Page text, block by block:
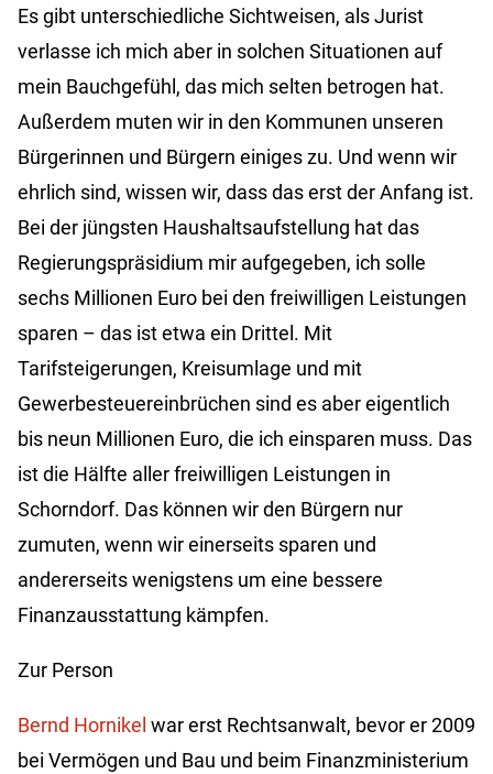
Es gibt unterschiedliche Sichtweisen, als Jurist
verlasse ich mich aber in solchen Situationen auf
mein Bauchgefühl, das mich selten betrogen hat.
Außerdem muten wir in den Kommunen unseren
Bürgerinnen und Bürgern einiges zu. Und wenn wir
ehrlich sind, wissen wir, dass das erst der Anfang ist.
Bei der jüngsten Haushaltsaufstellung hat das
Regierungspräsidium mir aufgegeben, ich solle
sechs Millionen Euro bei den freiwilligen Leistungen
sparen – das ist etwa ein Drittel. Mit
Tarifsteigerungen, Kreisumlage und mit
Gewerbesteuereinbrüchen sind es aber eigentlich
bis neun Millionen Euro, die ich einsparen muss. Das
ist die Hälfte aller freiwilligen Leistungen in
Schorndorf. Das können wir den Bürgern nur
zumuten, wenn wir einerseits sparen und
andererseits wenigstens um eine bessere
Finanzausstattung kämpfen.
Zur Person
Bernd Hornikel war erst Rechtsanwalt, bevor er 2009
bei Vermögen und Bau und beim Finanzministerium